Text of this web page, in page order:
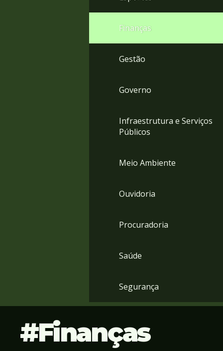
Finanças
Gestão
Governo
Infraestrutura e Serviços
Públicos
Meio Ambiente
Ouvidoria
Procuradoria
Saúde
Segurança
Finanças